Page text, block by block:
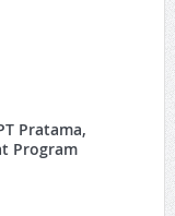
Pratama,
Program